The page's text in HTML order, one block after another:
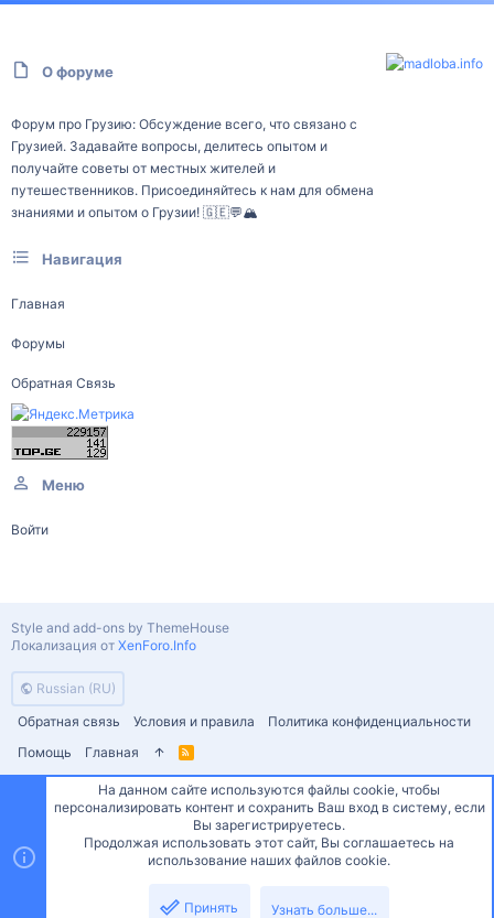
О форуме
Форум про Грузию: Обсуждение всего, что связано с
Грузией. Задавайте вопросы, делитесь опытом и
получайте советы от местных жителей и
путешественников. Присоединяйтесь к нам для обмена
знаниями и опытом о Грузии! 🇬🇪💬🏔️
Навигация
Главная
Форумы
Обратная Связь
Меню
Войти
Russian (RU)
Обратная связь
Условия и правила
Политика конфиденциальности
Помощь
Главная
R
S
Style and add-ons by ThemeHouse
Локализация от XenForo.Info
СверхуСнизу
На данном сайте используются файлы cookie, чтобы
персонализировать контент и сохранить Ваш вход в систему, если
Вы зарегистрируетесь.
Продолжая использовать этот сайт, Вы соглашаетесь на
использование наших файлов cookie.
Принять Узнать больше...